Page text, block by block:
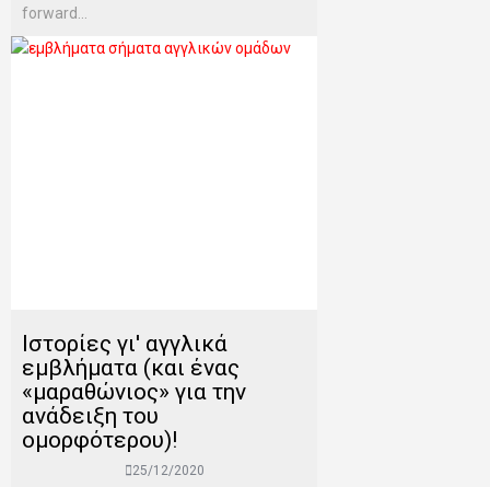
forward...
Ιστορίες γι' αγγλικά
εμβλήματα (και ένας
«μαραθώνιος» για την
ανάδειξη του
ομορφότερου)!
25/12/2020